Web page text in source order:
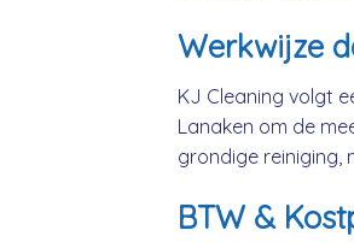
Werkwijze
KJ Cleaning volgt
Lanaken om de
grondige reiniging,
BTW &